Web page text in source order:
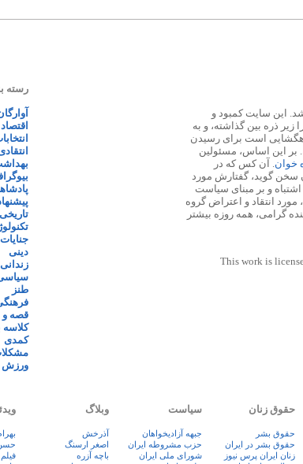
پایه گذاری شد. این سایت کمبود و
ذره بین گذاشته، و به
است برای رسیدن
بر این اساس، مسئولین
خوان. آن کس که در
سخن گوید، گفتارش مورد
و بر مبنای سیاست
مورد انتقاد و اعتراض گروه
گرامی، همه روزه بیشتر
This work is
رسته
اقتصاد
تاریخی
دینی
طنز
قصه و
کلاسه
کمدی
ورزش
حقوق زنان
حقوق بشر
حقوق بشر در ایران
زنان ايران پرس نيوز
سیاست
جبهه آزادیخواهان
حزب مشروطه ایران
شورای ملی ایران
وبلاگ
آذرخش
اصغر ارسنگ
باچه آزره